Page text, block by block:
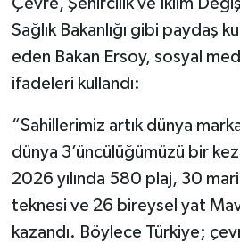
Çevre, Şehircilik ve İklim
Sağlık Bakanlığı gibi paydaş
eden Bakan Ersoy, sosyal
ifadeleri kullandı:
“Sahillerimiz artık dünya
dünya 3’üncülüğümüzü bir
2026 yılında 580 plaj, 30
teknesi ve 26 bireysel yat
kazandı. Böylece Türkiye;